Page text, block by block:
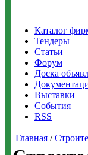
Каталог
Тендеры
Статьи
Форум
Доска
Выставки
События
RSS
Главная /